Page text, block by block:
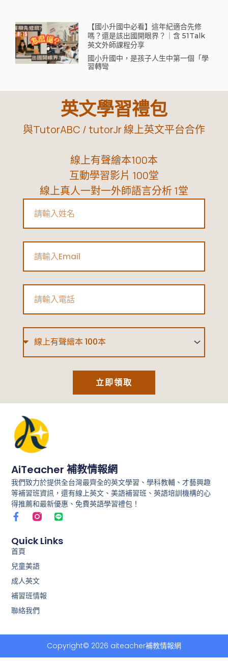
【國小升國中必看】這年紀適合先修
嗎？還是該出國開眼界？｜含 51Talk
英文外師課程分享
國小升國中，是孩子人生中第一個「學
習轉彎
英文學習禮包
與TutorABC / tutorJr 線上英文平台合作
線上有聲繪本100本
互動學習影片 100堂
線上真人一對一外師語言分析 1堂
立即領取
AiTeacher 補教情報網
我們致力於提供全台灣最齊全的英文學習、學科教輔、才藝興趣
等補習班資訊，還有線上英文、美語補習班、英語培訓機構的心
得推薦和最新優惠、免費英語學習禮包！
F
a
e
b
o
o
k
-
f
L
i
e
Quick Links
首頁
兒童美語
成人英文
補習班情報
聯絡我們
Copyright© 2026 aiteacher補教情報網